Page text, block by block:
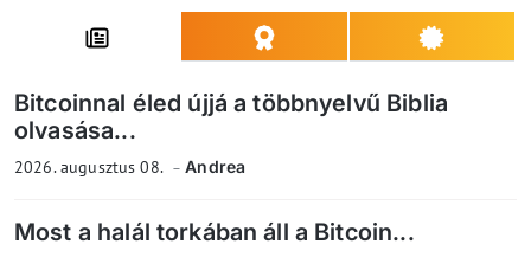
Bitcoinnal éled újjá a többnyelvű Biblia
olvasása...
2026. augusztus 08. Andrea
Most a halál torkában áll a Bitcoin...